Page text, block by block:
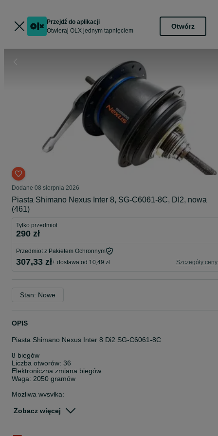
Przejdź do aplikacji
Otwieraj OLX jednym tapnięciem
Otwórz
Dodane 08 sierpnia 2026
Piasta Shimano Nexus Inter 8, SG-C6061-8C, DI2, nowa
(461)
Tylko przedmiot
290 zł
Przedmiot z Pakietem Ochronnym
307,33 zł+ dostawa od 10,49 zł Szczegóły ceny
Stan: Nowe
OPIS
Piasta Shimano Nexus Inter 8 Di2 SG-C6061-8C
8 biegów
Liczba otworów: 36
Elektroniczna zmiana biegów
Waga: 2050 gramów
Możliwa wysyłka:
kurierze)
Zobacz więcej